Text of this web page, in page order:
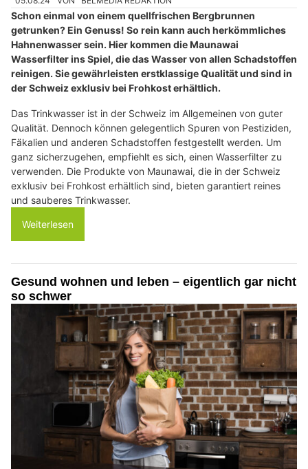
Schon einmal von einem quellfrischen Bergbrunnen
getrunken? Ein Genuss! So rein kann auch herkömmliches
Hahnenwasser sein. Hier kommen die Maunawai
Wasserfilter ins Spiel, die das Wasser von allen Schadstoffen
reinigen. Sie gewährleisten erstklassige Qualität und sind in
der Schweiz exklusiv bei Frohkost erhältlich.
Das Trinkwasser ist in der Schweiz im Allgemeinen von guter
Qualität. Dennoch können gelegentlich Spuren von Pestiziden,
Fäkalien und anderen Schadstoffen festgestellt werden. Um
ganz sicherzugehen, empfiehlt es sich, einen Wasserfilter zu
verwenden. Die Produkte von Maunawai, die in der Schweiz
exklusiv bei Frohkost erhältlich sind, bieten garantiert reines
und sauberes Trinkwasser.
Weiterlesen
Gesund wohnen und leben – eigentlich gar nicht
so schwer